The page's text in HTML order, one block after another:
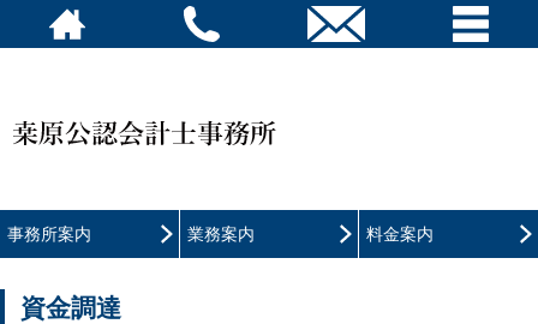
事務所案内 業務案内 料金案内
資金調達